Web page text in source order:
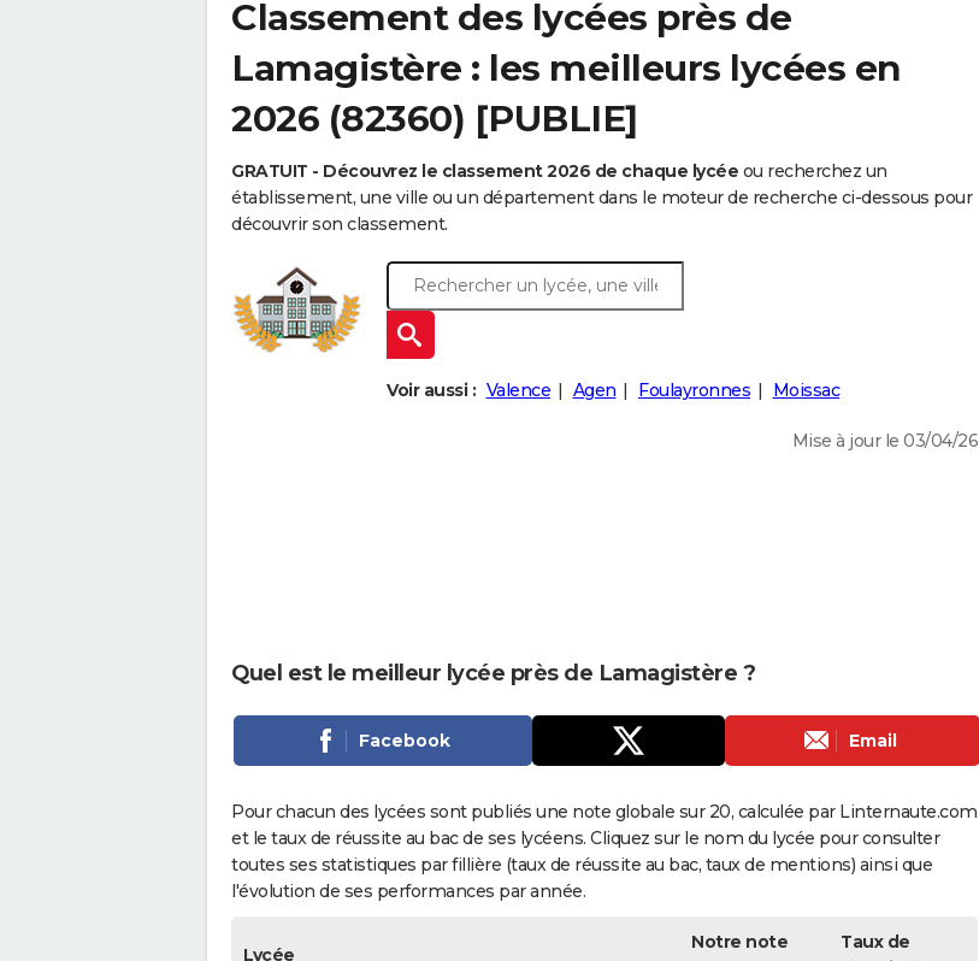
Classement des lycées près de
Lamagistère : les meilleurs lycées en
2026 (82360) [PUBLIE]
GRATUIT - Découvrez le classement 2026 de chaque lycée ou recherchez un
établissement, une ville ou un département dans le moteur de recherche ci-dessous pour
découvrir son classement.
Voir aussi : Valence Agen Foulayronnes Moissac
Mise à jour le 03/04/26
Quel est le meilleur lycée près de Lamagistère ?
Facebook Email
Pour chacun des lycées sont publiés une note globale sur 20, calculée par Linternaute.com
et le taux de réussite au bac de ses lycéens. Cliquez sur le nom du lycée pour consulter
toutes ses statistiques par fillière (taux de réussite au bac, taux de mentions) ainsi que
l'évolution de ses performances par année.
Lycée
Notre note
Taux de